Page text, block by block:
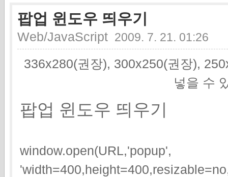
팝업 윈도우 띄우기
Web/JavaScript 2009. 7. 21. 01:26
336x280(권장), 300x250(권장),
넣을 수
팝업 윈도우 띄우기
window.open(URL,'popup',